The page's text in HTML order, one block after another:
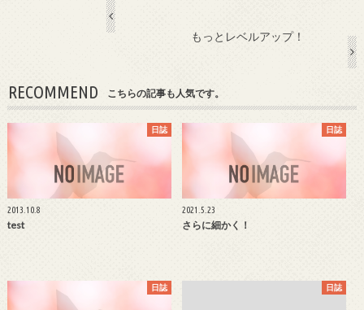
もっとレベルアップ！
RECOMMEND こちらの記事も人気です。
日誌
2013.10.8
test
日誌
2021.5.23
さらに細かく！
日誌 日誌